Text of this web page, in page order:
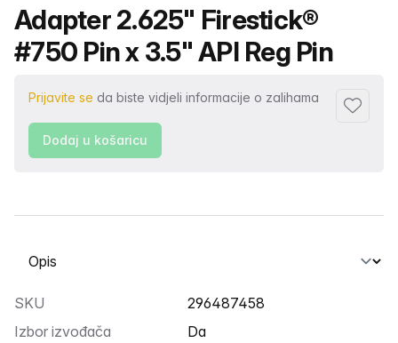
Naziv proizvoda
Adapter 2.625" Firestick®
#750 Pin x 3.5" API Reg Pin
Prijavite se da biste vidjeli informacije o zalihama
Dodaj
Dodaj u košaricu
Odabir kartice
SKU
296487458
Izbor izvođača
Da